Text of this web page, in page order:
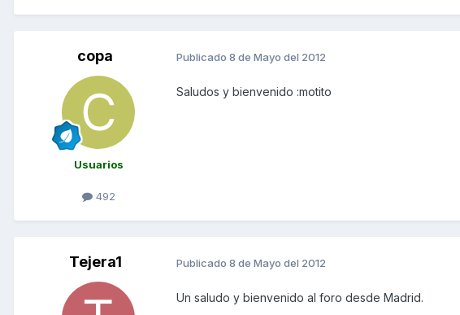
copa
Usuarios
492
Publicado 8 de Mayo del 2012
Saludos y bienvenido :motito
Tejera1 Publicado 8 de Mayo del 2012
Un saludo y bienvenido al foro desde Madrid.